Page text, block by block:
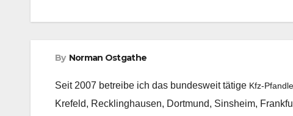
By Norman Ostgathe
Seit 2007 betreibe ich das bundesweit tätige Kfz-
Krefeld, Recklinghausen, Dortmund, Sinsheim,